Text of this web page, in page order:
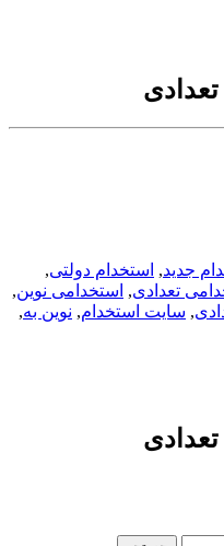
جدید, استخدام دولتی,
تعدادی, استخدامی نوین,
, سایت استخدام, نوین به,